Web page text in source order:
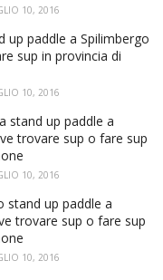
10, 2016
up paddle a Spilimbergo
sup in provincia di
10, 2016
stand up paddle a
trovare sup o fare sup
10, 2016
stand up paddle a
trovare sup o fare sup
10, 2016